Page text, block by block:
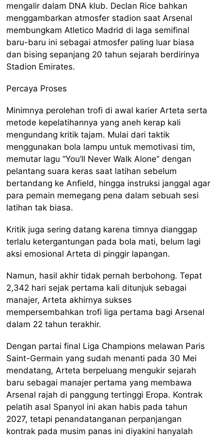
mengalir dalam DNA klub. Declan Rice bahkan
menggambarkan atmosfer stadion saat Arsenal
membungkam Atletico Madrid di laga semifinal
baru-baru ini sebagai atmosfer paling luar biasa
dan bising sepanjang 20 tahun sejarah berdirinya
Stadion Emirates.
Percaya Proses
Minimnya perolehan trofi di awal karier Arteta serta
metode kepelatihannya yang aneh kerap kali
mengundang kritik tajam. Mulai dari taktik
menggunakan bola lampu untuk memotivasi tim,
memutar lagu “You’ll Never Walk Alone” dengan
pelantang suara keras saat latihan sebelum
bertandang ke Anfield, hingga instruksi janggal agar
para pemain memegang pena dalam sebuah sesi
latihan tak biasa.
Kritik juga sering datang karena timnya dianggap
terlalu ketergantungan pada bola mati, belum lagi
aksi emosional Arteta di pinggir lapangan.
Namun, hasil akhir tidak pernah berbohong. Tepat
2,342 hari sejak pertama kali ditunjuk sebagai
manajer, Arteta akhirnya sukses
mempersembahkan trofi liga pertama bagi Arsenal
dalam 22 tahun terakhir.
Dengan partai final Liga Champions melawan Paris
Saint-Germain yang sudah menanti pada 30 Mei
mendatang, Arteta berpeluang mengukir sejarah
baru sebagai manajer pertama yang membawa
Arsenal rajah di panggung tertinggi Eropa. Kontrak
pelatih asal Spanyol ini akan habis pada tahun
2027, tetapi penandatanganan perpanjangan
kontrak pada musim panas ini diyakini hanyalah